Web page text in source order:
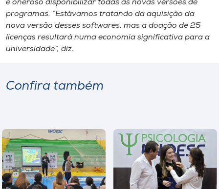
é oneroso disponibilizar todas as novas versões de
programas. “Estávamos tratando da aquisição da
nova versão desses softwares, mas a doação de 25
licenças resultará numa economia significativa para a
universidade”, diz.
Confira também